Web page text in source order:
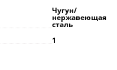
Чугун/
нержавеющая
сталь
1